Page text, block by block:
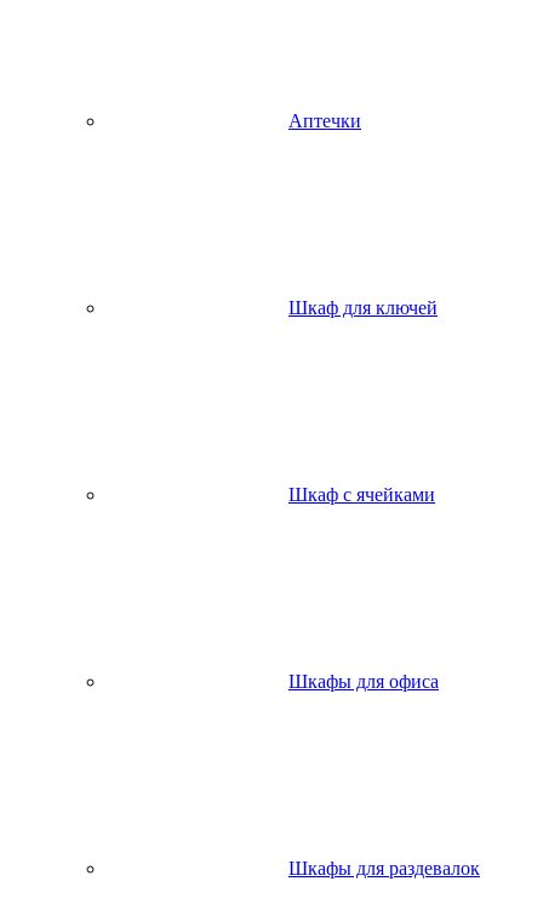
Аптечки
Шкаф для ключей
Шкаф с ячейками
Шкафы для офиса
Шкафы для раздевалок